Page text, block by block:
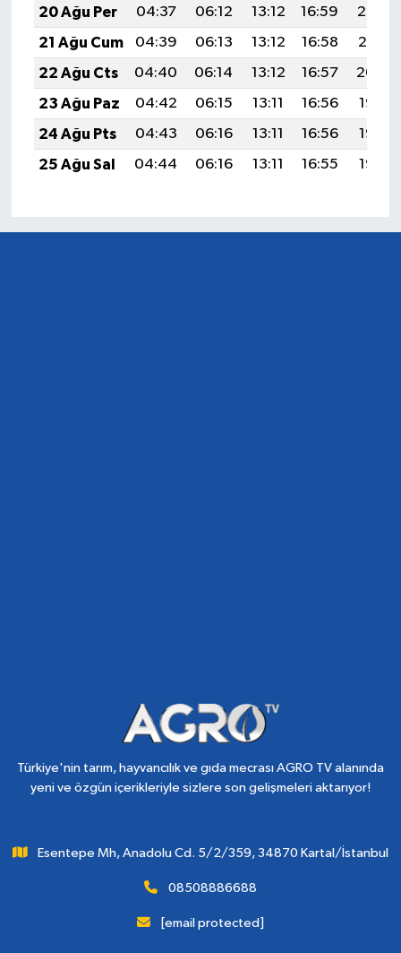
20 Ağu Per
04:37 06:12 13:12 16:59
20:03
21 Ağu Cum
04:39 06:13 13:12 16:58
20:01
22 Ağu Cts
04:40 06:14 13:12 16:57
20:00
23 Ağu Paz
04:42 06:15 13:11 16:56
19:58
24 Ağu Pts
04:43 06:16 13:11 16:56
19:57
25 Ağu Sal
04:44 06:16 13:11 16:55 19:55
Türkiye'nin tarım, hayvancılık ve gıda mecrası AGRO TV alanında
yeni ve özgün içerikleriyle sizlere son gelişmeleri aktarıyor!
Esentepe Mh, Anadolu Cd. 5/2/359, 34870 Kartal/İstanbul
08508886688
[email protected]